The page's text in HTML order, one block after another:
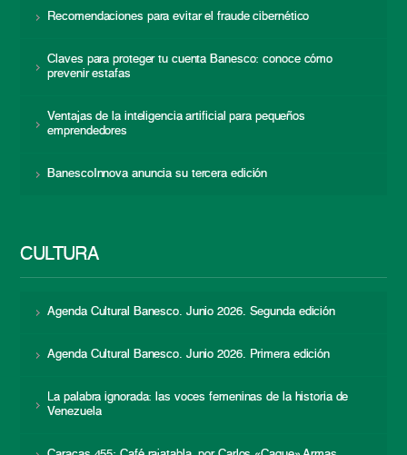
Recomendaciones para evitar el fraude cibernético
Claves para proteger tu cuenta Banesco: conoce cómo
prevenir estafas
Ventajas de la inteligencia artificial para pequeños
emprendedores
BanescoInnova anuncia su tercera edición
CULTURA
Agenda Cultural Banesco. Junio 2026. Segunda edición
Agenda Cultural Banesco. Junio 2026. Primera edición
La palabra ignorada: las voces femeninas de la historia de
Venezuela